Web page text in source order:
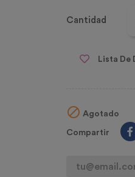
Cantidad
Lista De
 Agotado
Compartir